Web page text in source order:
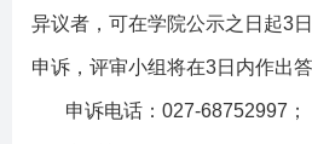
异议者，可在学院公示之日起3
申诉，评审小组将在3日内作出答
申诉电话：027-68752997 ；